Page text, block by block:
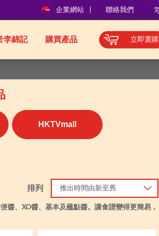
企業網站 聯絡我們
李錦記 購買產品 立即選購
HKTVmall
排列 推出時間由新至舊
醬、XO醬、基本及蘸點醬。讓食譜變得更簡易，